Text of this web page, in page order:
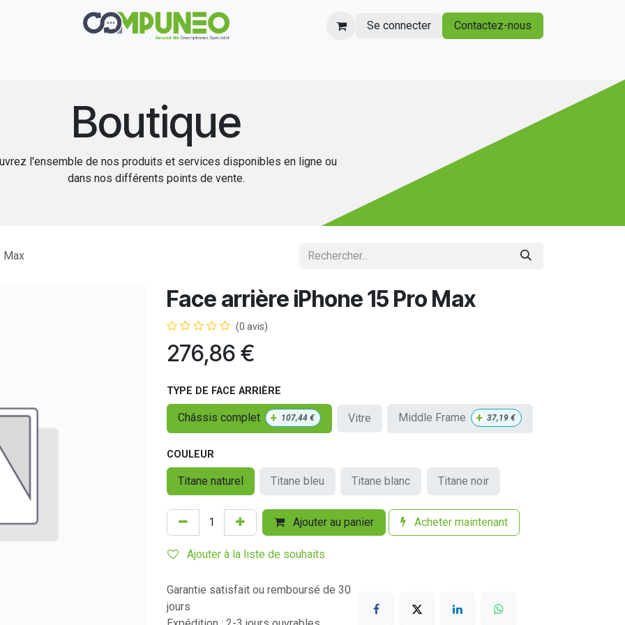
Se connecter Contactez-nous
Boutique
l'ensemble de nos produits et services disponibles en ligne ou
dans nos différents points de vente.
Max
Face arrière iPhone 15 Pro Max
(0 avis)
276,86 €
TYPE DE FACE ARRIÈRE
Châssis complet + 107,44 € Vitre Middle Frame + 37,19 €
COULEUR
Titane naturel Titane bleu Titane blanc Titane noir
Ajouter au panier Acheter maintenant
Ajouter à la liste de souhaits
Garantie satisfait ou remboursé de 30
jours